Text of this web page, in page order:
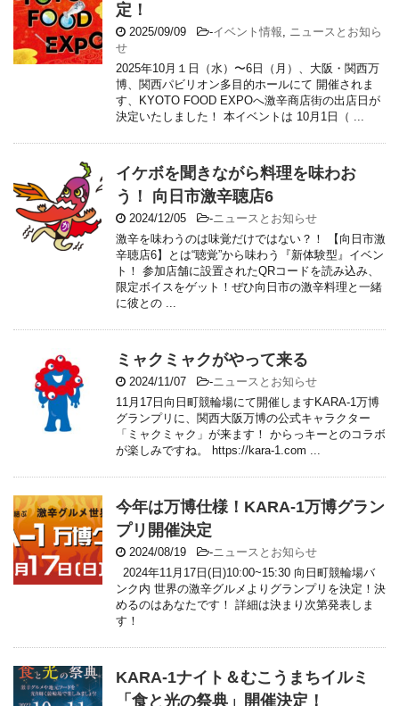
定！
2025/09/09 -イベント情報, ニュースとお知ら
せ
2025年10月１日（水）〜6日（月）、大阪・関西万
博、関西パビリオン多目的ホールにて 開催されま
す、KYOTO FOOD EXPOへ激辛商店街の出店日が
決定いたしました！ 本イベントは 10月1日（ ...
イケボを聞きながら料理を味わお
う！ 向日市激辛聴店6
2024/12/05 -ニュースとお知らせ
激辛を味わうのは味覚だけではない？！ 【向日市激
辛聴店6】とは“聴覚”から味わう『新体験型』イベン
ト！ 参加店舗に設置されたQRコードを読み込み、
限定ボイスをゲット！ぜひ向日市の激辛料理と一緒
に彼との ...
ミャクミャクがやって来る
2024/11/07 -ニュースとお知らせ
11月17日向日町競輪場にて開催しますKARA-1万博
グランプリに、関西大阪万博の公式キャラクター
「ミャクミャク」が来ます！ からっキーとのコラボ
が楽しみですね。 https://kara-1.com ...
今年は万博仕様！KARA-1万博グラン
プリ開催決定
2024/08/19 -ニュースとお知らせ
2024年11月17日(日)10:00~15:30 向日町競輪場バ
ンク内 世界の激辛グルメよりグランプリを決定！決
めるのはあなたです！ 詳細は決まり次第発表しま
す！
KARA-1ナイト＆むこうまちイルミ
「食と光の祭典」開催決定！